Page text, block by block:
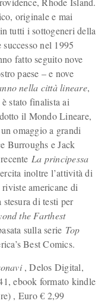
originale e mai
tutti i sottogeneri della
nel 1995
fatto seguito nove
paese – e nove
nella città lineare,
stato finalista ai
il Mondo Lineare,
omaggio a grandi
Burroughs e Jack
La principessa
inoltre l’attività di
americane di
di testi per
the Farthest
sulla serie Top
Best Comics.
, Delos Digital,
ebook formato kindle
, Euro€ 2,99